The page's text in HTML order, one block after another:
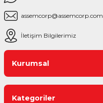
assemcorp@assemcorp.com
İletişim Bilgilerimiz
Kurumsal
Kategoriler